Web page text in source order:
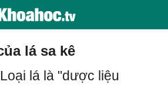
lá sa kê
Loại lá là "dược liệu